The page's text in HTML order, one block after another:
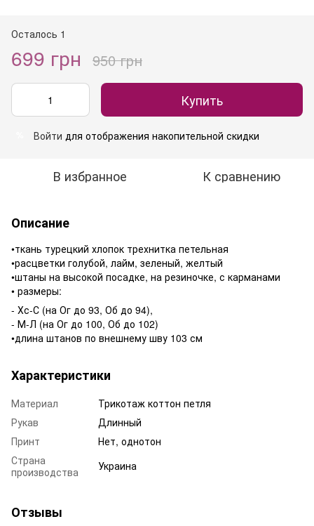
Осталось 1
699 грн 950 грн
Купить
Войти для отображения накопительной скидки
В избранное К сравнению
Описание
•ткань турецкий хлопок трехнитка петельная
•расцветки голубой, лайм, зеленый, желтый
•штаны на высокой посадке, на резиночке, с карманами
• размеры:
- Хс-С (на Ог до 93, Об до 94),
- М-Л (на Ог до 100, Об до 102)
•длина штанов по внешнему шву 103 см
Характеристики
Материал
Трикотаж коттон петля
Рукав
Длинный
Принт
Нет, однотон
Страна
производства
Украина
Отзывы